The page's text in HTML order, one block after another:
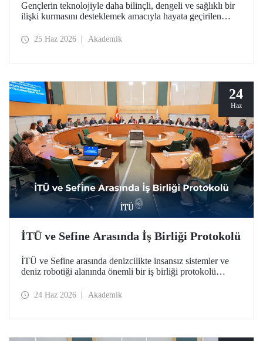
Gençlerin teknolojiyle daha bilinçli, dengeli ve sağlıklı bir
ilişki kurmasını desteklemek amacıyla hayata geçirilen
Erasmus+ Projesinin kapanış etkinliği İTÜ’de düzenlendi.
25 Haz 2026 Akademik
24
Haz
İTÜ ve Sefine Arasında İş Birliği Protokolü
İTÜ ve Sefine arasında denizcilikte insansız sistemler ve
deniz robotiği alanında önemli bir iş birliği protokolü
24 Haz 2026 Akademik